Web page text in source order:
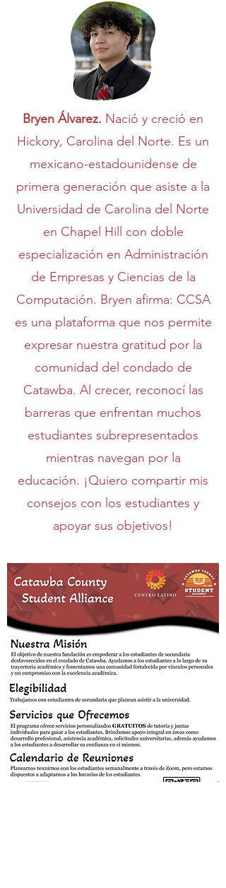
Bryen Álvarez. Nació y creció en
Hickory, Carolina del Norte. Es un
mexicano-estadounidense de
primera generación que asiste a la
Universidad de Carolina del Norte
en Chapel Hill con doble
especialización en Administración
de Empresas y Ciencias de la
Computación. Bryen afirma: CCSA
es una plataforma que nos permite
expresar nuestra gratitud por la
comunidad del condado de
Catawba. Al crecer, reconocí las
barreras que enfrentan muchos
estudiantes subrepresentados
mientras navegan por la
educación. ¡Quiero compartir mis
consejos con los estudiantes y
apoyar sus objetivos!